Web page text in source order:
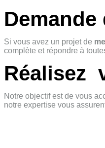
Si vous avez un projet de
complète et répondre à
Réalisez
Notre objectif est de vous
notre expertise vous